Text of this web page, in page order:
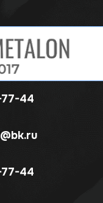
77-44
77-44